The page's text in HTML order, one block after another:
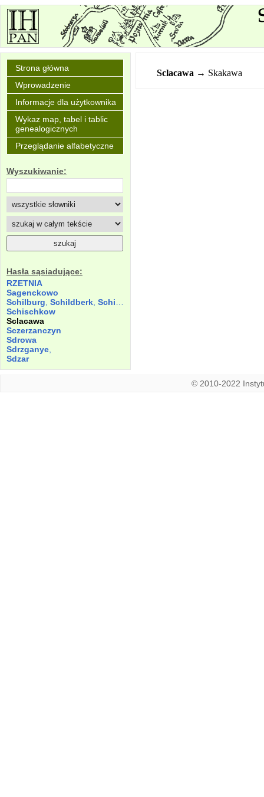
Strona główna
Wprowadzenie
Informacje dla użytkownika
Wykaz map, tabel i tablic
genealogicznych
Przeglądanie alfabetyczne
Wyszukiwanie:
Hasła sąsiadujące:
RZETNIA
Sagenckowo
Schilburg Schildberk Schiltberg
Schischkow
Sclacawa
Sczerzanczyn
Sdrowa
Sdrzganye
Sdzar
Sclacawa → Skakawa
© 2010-2022